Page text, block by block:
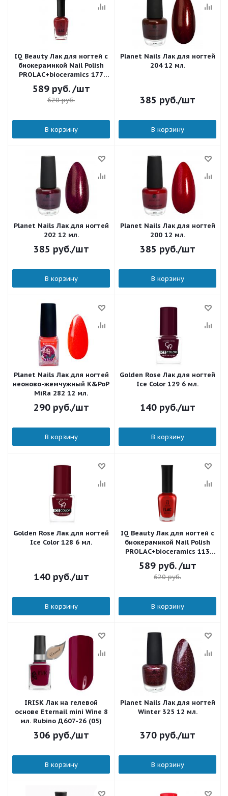
IQ Beauty Лак для ногтей с
биокерамикой Nail Polish
PROLAC+bioceramics 177
Hypnosis Red trap 12,5 мл.
589руб. /шт
620руб.
В корзину
Planet Nails Лак для ногтей
204 12 мл.
385 руб./шт
В корзину
Planet Nails Лак для ногтей
202 12 мл.
385 руб./шт
В корзину
Planet Nails Лак для ногтей
200 12 мл.
385 руб./шт
В корзину
Planet Nails Лак для ногтей
неоново-жемчужный K&PoP
MiRa 282 12 мл.
290руб./шт
В корзину
Golden Rose Лак для ногтей
Ice Color 129 6 мл.
140руб./шт
В корзину
Golden Rose Лак для ногтей
Ice Color 128 6 мл.
140руб./шт
В корзину
IQ Beauty Лак для ногтей с
биокерамикой Nail Polish
PROLAC+bioceramics 113
Fire whirl 12,5 мл.
589руб. /шт
620руб.
В корзину
IRISK Лак на гелевой
основе Eternail mini Wine 8
мл. Rubino Д607-26 (05)
306 руб./шт
В корзину
Planet Nails Лак для ногтей
Winter 325 12 мл.
370руб./шт
В корзину